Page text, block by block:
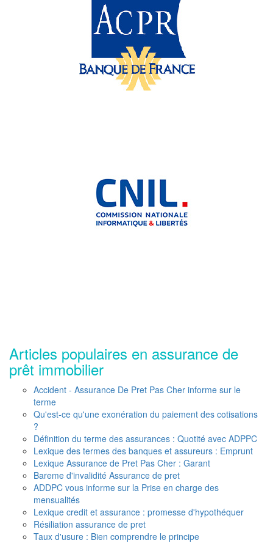
Articles populaires en assurance de
prêt immobilier
Accident - Assurance De Pret Pas Cher informe sur le
terme
Qu'est-ce qu'une exonération du paiement des cotisations
?
Définition du terme des assurances : Quotité avec ADPPC
Lexique des termes des banques et assureurs : Emprunt
Lexique Assurance de Pret Pas Cher : Garant
Bareme d'invalidité Assurance de pret
ADDPC vous informe sur la Prise en charge des
mensualités
Lexique credit et assurance : promesse d'hypothéquer
Résiliation assurance de pret
Taux d'usure : Bien comprendre le principe